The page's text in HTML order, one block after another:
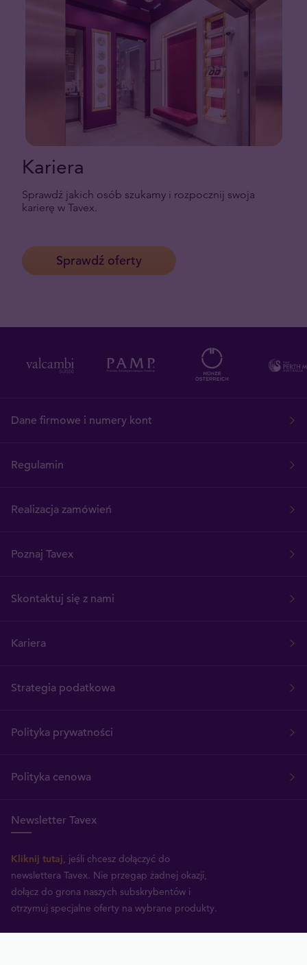
Kariera
Sprawdź jakich osób szukamy i rozpocznij swoja
karierę w Tavex.
Sprawdź oferty
Dane firmowe i numery kont
Regulamin
Realizacja zamówień
Poznaj Tavex
Skontaktuj się z nami
Kariera
Strategia podatkowa
Polityka prywatności
Polityka cenowa
Newsletter Tavex
Kliknij tutaj, jeśli chcesz dołączyć do
newslettera Tavex. Nie przegap żadnej okazji,
dołącz do grona naszych subskrybentów i
otrzymuj specjalne oferty na wybrane produkty.